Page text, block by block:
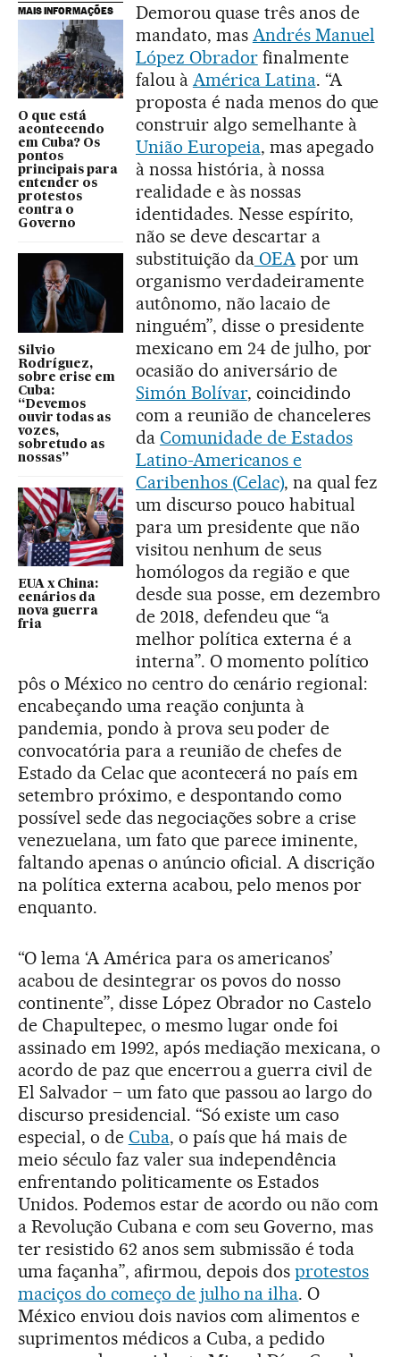
MAIS INFORMAÇÕES
O que está
acontecendo
em Cuba? Os
pontos
principais para
entender os
protestos
contra o
Governo
Silvio
Rodríguez,
sobre crise em
Cuba:
“Devemos
ouvir todas as
vozes,
sobretudo as
nossas”
EUA x China:
cenários da
nova guerra
fria
Demorou quase três anos de
mandato, mas Andrés Manuel
López Obradorfinalmente
falou à América Latina. “A
proposta é nada menos do que
construir algo semelhante à
União Europeia, mas apegado
à nossa história, à nossa
realidade e às nossas
identidades. Nesse espírito,
não se deve descartar a
substituição daOEApor um
organismo verdadeiramente
autônomo, não lacaio de
ninguém”, disse o presidente
mexicano em 24 de julho, por
ocasião do aniversário de
Simón Bolívar, coincidindo
com a reunião de chanceleres
da Comunidade de Estados
Latino-Americanos e
Caribenhos (Celac), na qual fez
um discurso pouco habitual
para um presidente que não
visitou nenhum de seus
homólogos da região e que
desde sua posse, em dezembro
de 2018, defendeu que “a
melhor política externa é a
interna”. O momento político
pôs o México no centro do cenário regional:
encabeçando uma reação conjunta à
pandemia, pondo à prova seu poder de
convocatória para a reunião de chefes de
Estado da Celac que acontecerá no país em
setembro próximo, e despontando como
possível sede das negociações sobre a crise
venezuelana, um fato que parece iminente,
faltando apenas o anúncio oficial. A discrição
na política externa acabou, pelo menos por
enquanto.
“O lema ‘A América para os americanos’
acabou de desintegrar os povos do nosso
continente”, disse López Obrador no Castelo
de Chapultepec, o mesmo lugar onde foi
assinado em 1992, após mediação mexicana, o
acordo de paz que encerrou a guerra civil de
El Salvador – um fato que passou ao largo do
discurso presidencial. “Só existe um caso
especial, o de Cuba, o país que há mais de
meio século faz valer sua independência
enfrentando politicamente os Estados
Unidos. Podemos estar de acordo ou não com
a Revolução Cubana e com seu Governo, mas
ter resistido 62 anos sem submissão é toda
uma façanha”, afirmou, depois dosprotestos
maciços do começo de julho na ilha. O
México enviou dois navios com alimentos e
suprimentos médicos a Cuba, a pedido